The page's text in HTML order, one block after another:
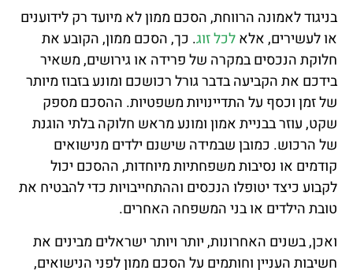
בניגוד לאמונה הרווחת, הסכם ממון לא מיועד רק לידוענים
או לעשירים, אלאלכל זוג. כך, הסכם ממון, הקובע את
חלוקת הנכסים במקרה של פרידה או גירושים, משאיר
בידכם את הקביעה בדבר גורל רכושכם ומונע בזבוז מיותר
של זמן וכסף על התדיינויות משפטיות. ההסכם מספק
שקט, עוזר בבניית אמון ומונע מראש חלוקה בלתי הוגנת
של הרכוש. כמובן שבמידה שישנם ילדים מנישואים
קודמים או נסיבות משפחתיות מיוחדות, ההסכם יכול
לקבוע כיצד יטופלו הנכסים וההתחייבויות כדי להבטיח את
טובת הילדים או בני המשפחה האחרים.
ואכן, בשנים האחרונות, יותר ויותר ישראלים מבינים את
חשיבות העניין וחותמים על הסכם ממון לפני הנישואים,